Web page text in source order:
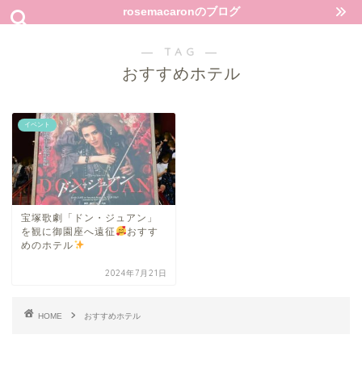
rosemacaronのブログ
― TAG ―
おすすめホテル
イベント
宝塚歌劇「ドン・ジュアン」
を観に御園座へ遠征
おすす
めのホテル
2024年7月21日
HOME おすすめホテル